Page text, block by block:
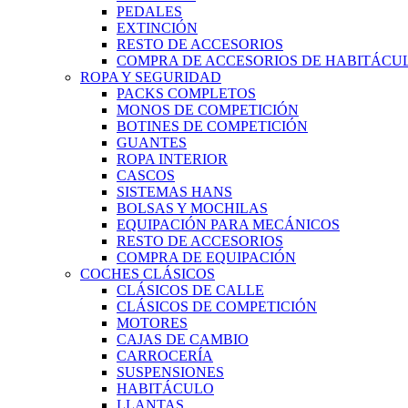
PEDALES
EXTINCIÓN
RESTO DE ACCESORIOS
COMPRA DE ACCESORIOS DE
ROPA Y SEGURIDAD
PACKS COMPLETOS
MONOS DE COMPETICIÓN
BOTINES DE COMPETICIÓN
GUANTES
ROPA INTERIOR
CASCOS
SISTEMAS HANS
BOLSAS Y MOCHILAS
EQUIPACIÓN PARA MECÁNICOS
RESTO DE ACCESORIOS
COMPRA DE EQUIPACIÓN
COCHES CLÁSICOS
CLÁSICOS DE CALLE
CLÁSICOS DE COMPETICIÓN
MOTORES
CAJAS DE CAMBIO
CARROCERÍA
SUSPENSIONES
HABITÁCULO
LLANTAS